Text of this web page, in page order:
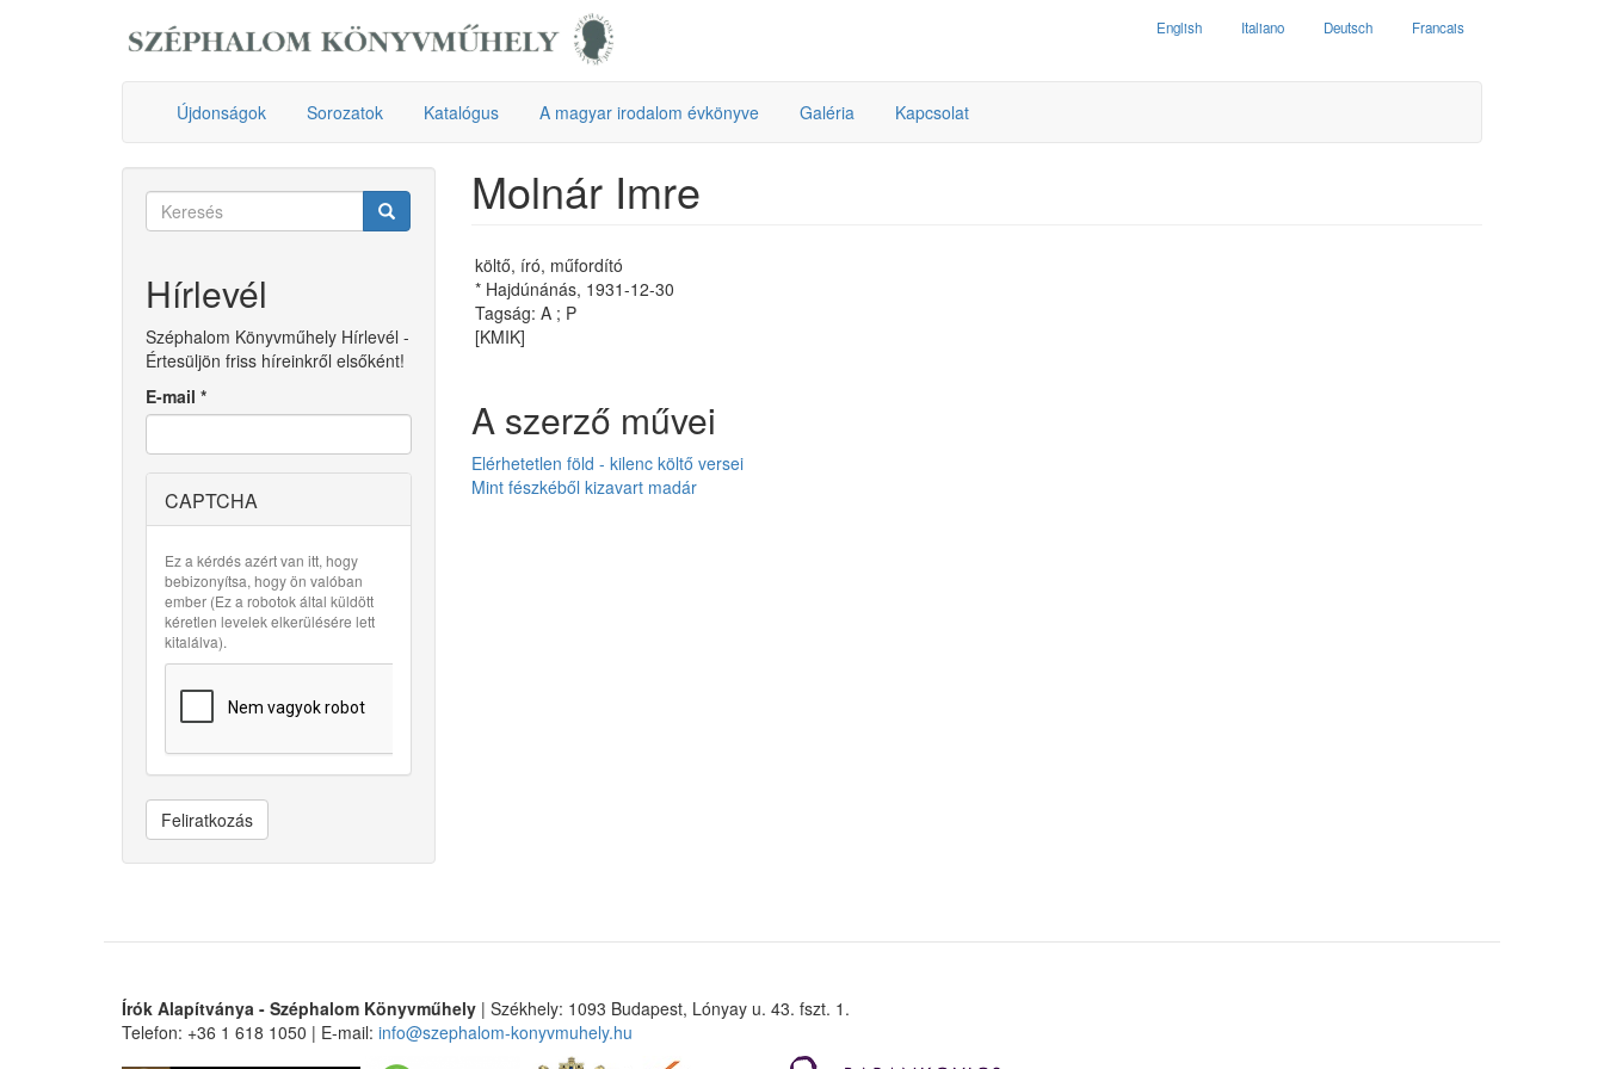
English Italiano Deutsch Francais
Újdonságok Sorozatok Katalógus A magyar irodalom évkönyve Galéria Kapcsolat
Keresés
Hírlevél
Széphalom Könyvműhely Hírlevél -
Értesüljön friss híreinkről elsőként!
E-mail *
CAPTCHA
Ez a kérdés azért van itt, hogy
bebizonyítsa, hogy ön valóban
ember (Ez a robotok által küldött
kéretlen levelek elkerülésére lett
kitalálva).
Feliratkozás
Molnár Imre
költő, író, műfordító
* Hajdúnánás, 1931-12-30
Tagság: A ; P
[KMIK]
A szerző művei
Elérhetetlen föld - kilenc költő versei
Mint fészkéből kizavart madár
Írók Alapítványa - Széphalom Könyvműhely | Székhely: 1093 Budapest, Lónyay u. 43. fszt. 1.
Telefon: +36 1 618 1050 | E-mail: info@szephalom-konyvmuhely.hu